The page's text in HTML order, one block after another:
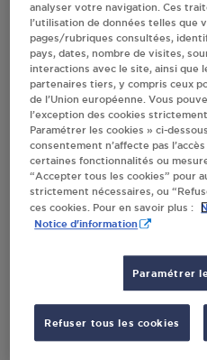
DISTRIBUTEUR
SYSTÈME U JARD SUR
RUE DE LA PERPOISE
85520JARD SUR MER
S'Y
SUPER U JARD SUR
85520JARD SUR MER
S'Y
analyser votre navigation. Ces
l’utilisation de données telles que
pages/rubriques consultées,
pays, dates, nombre de visites,
interactions avec le site, ainsi que
partenaires tiers, y compris ceux
de l’Union européenne. Vous
l’exception des cookies
Paramétrer les cookies » ci-
consentement n’affecte pas
certaines fonctionnalités ou
“Accepter tous les cookies” pour
strictement nécessaires, ou
ces cookies. Pour en savoir plus :
Notice d'information
Paramétrer
Refuser tous les cookies